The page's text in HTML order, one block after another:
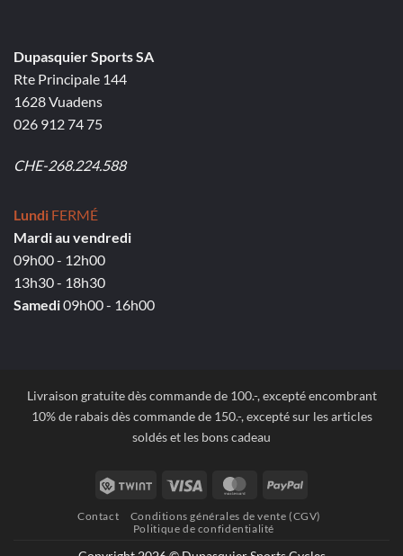
Dupasquier Sports SA
Rte Principale 144
1628 Vuadens
026 912 74 75
CHE-268.224.588
Lundi FERMÉ
Mardi au vendredi
09h00 - 12h00
13h30 - 18h30
Samedi09h00 - 16h00
Livraison gratuite dès commande de 100.-, excepté encombrant
10% de rabais dès commande de 150.-, excepté sur les articles
soldés et les bons cadeau
Twint Visa MasterCardPayPal
Contact
Conditions générales de vente (CGV)
Politique de confidentialité